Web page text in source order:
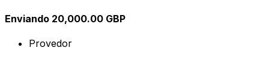
Enviando 20,000.00 GBP
Provedor